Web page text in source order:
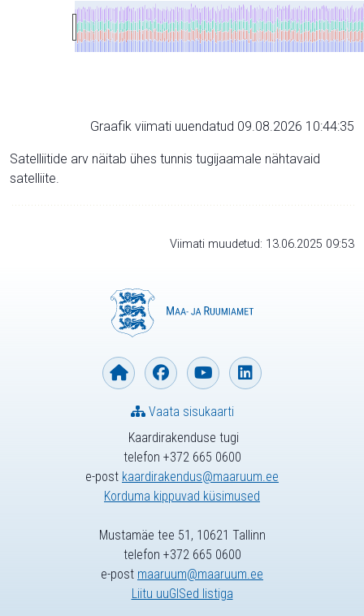
Graafik viimati uuendatud 09.08.2026 10:44:35
Satelliitide arv näitab ühes tunnis tugijaamale nähtavaid
satelliite.
Viimati muudetud: 13.06.2025 09:53
Kaardirakenduse tugi
telefon +372 665 0600
e-post kaardirakendus@maaruum.ee
Korduma kippuvad küsimused
Vaata sisukaarti
Mustamäe tee 51, 10621 Tallinn
telefon +372 665 0600
e-post maaruum@maaruum.ee
Liitu uuGISed listiga